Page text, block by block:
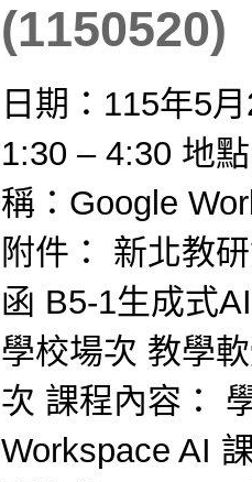
(1150520)
日期：115年5
1:30 – 4:30 地
稱：Google
附件： 新北教
函 B5-1生成式
學校場次 教學
次 課程內容：
Workspace AI